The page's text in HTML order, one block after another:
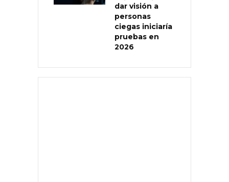
dar visión a
personas
ciegas iniciaría
pruebas en
2026